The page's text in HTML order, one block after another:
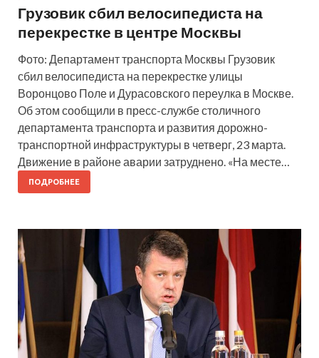
Грузовик сбил велосипедиста на
перекрестке в центре Москвы
Фото: Департамент транспорта Москвы Грузовик
сбил велосипедиста на перекрестке улицы
Воронцово Поле и Дурасовского переулка в Москве.
Об этом сообщили в пресс-службе столичного
департамента транспорта и развития дорожно-
транспортной инфраструктуры в четверг, 23 марта.
Движение в районе аварии затруднено. «На месте…
ПОДРОБНЕЕ